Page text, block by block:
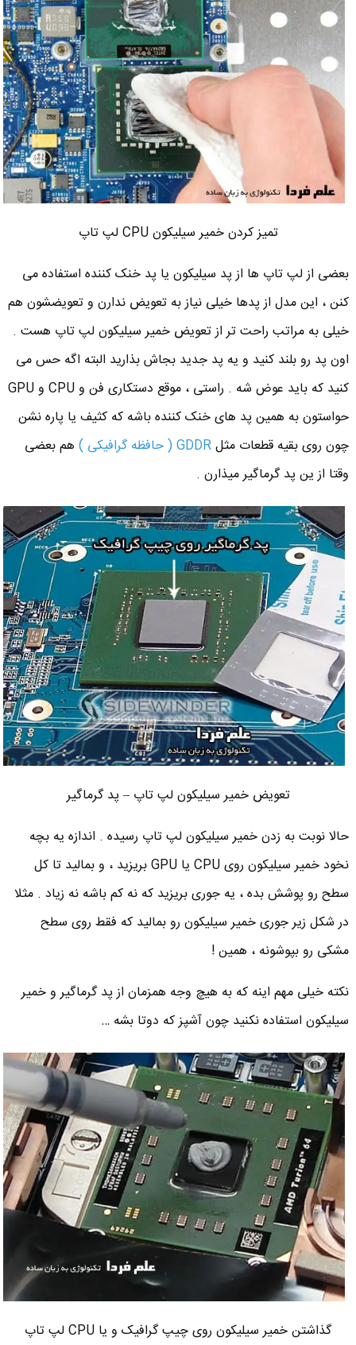
تمیز کردن خمیر سیلیکون CPU لپ تاپ
بعضی از لپ تاپ ها از پد سیلیکون یا پد خنک کننده استفاده می
کنن ، این مدل از پدها خیلی نیاز به تعویض ندارن و تعویضشون هم
خیلی به مراتب راحت تر از تعویض خمیر سیلیکون لپ تاپ هست .
اون پد رو بلند کنید و یه پد جدید بجاش بذارید البته اگه حس می
کنید که باید عوض شه . راستی ، موقع دستکاری فن و CPU و GPU
حواستون به همین پد های خنک کننده باشه که کثیف یا پاره نشن
چون روی بقیه قطعات مثلGDDR ( حافظه گرافیکی )
هم بعضی
وقتا از ین پد گرماگیر میذارن .
تعویض خمیر سیلیکون لپ تاپ – پد گرماگیر
حالا نوبت به زدن خمیر سیلیکون لپ تاپ رسیده . اندازه یه بچه
نخود خمیر سیلیکون روی CPU یا GPU بریزید ، و بمالید تا کل
سطح رو پوشش بده ، یه جوری بریزید که نه کم باشه نه زیاد . مثلا
در شکل زیر جوری خمیر سیلیکون رو بمالید که فقط روی سطح
مشکی رو بپوشونه ، همین !
نکته خیلی مهم اینه که به هیچ وجه همزمان از پد گرماگیر و خمیر
سیلیکون استفاده نکنید چون آشپز که دوتا بشه …
گذاشتن خمیر سیلیکون روی چیپ گرافیک و یا CPU لپ تاپ